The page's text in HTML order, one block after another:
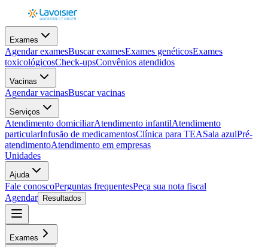
Exames
Agendar examesBuscar examesExames genéticosExames
toxicológicosCheck-upsConvênios atendidos
Vacinas
Agendar vacinasBuscar vacinas
Serviços
Atendimento domiciliarAtendimento infantilAtendimento
particularInfusão de medicamentosClínica para TEASala azulPré-
atendimentoAtendimento em empresas
Unidades
Ajuda
Fale conoscoPerguntas frequentesPeça sua nota fiscal
Agendar
Resultados
Exames